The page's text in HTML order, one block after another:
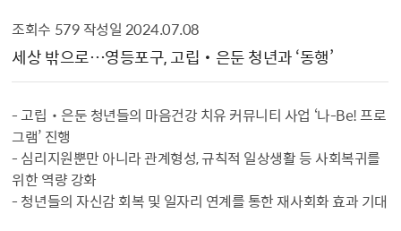
조회수 579 작성일 2024.07.08
세상 밖으로…영등포구, 고립‧은둔 청년과 ‘동행’
- 고립‧은둔 청년들의 마음건강 치유 커뮤니티 사업 ‘나-Be! 프로
그램’ 진행
- 심리지원뿐만 아니라 관계형성, 규칙적 일상생활 등 사회복귀를
위한 역량 강화
- 청년들의 자신감 회복 및 일자리 연계를 통한 재사회화 효과 기대